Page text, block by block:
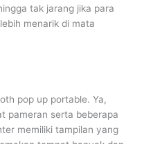
tak jarang jika para
menarik di mata
pop up portable. Ya,
pameran serta beberapa
memiliki tampilan yang